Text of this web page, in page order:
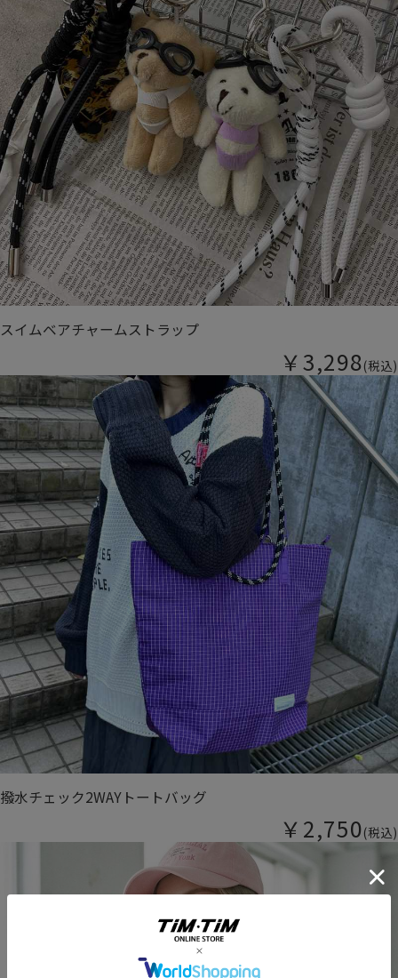
スイムベアチャームストラップ
￥3,298(税込)
撥水チェック2WAYトートバッグ
￥2,750(税込)